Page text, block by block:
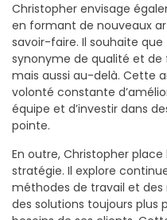
Christopher envisage
en formant de nouveaux
savoir-faire. Il souhaite que
synonyme de qualité et de
mais aussi au-delà. Cette
volonté constante
équipe et d’investir dans
pointe.
En outre, Christopher
stratégie. Il explore
méthodes de travail et
des solutions toujours